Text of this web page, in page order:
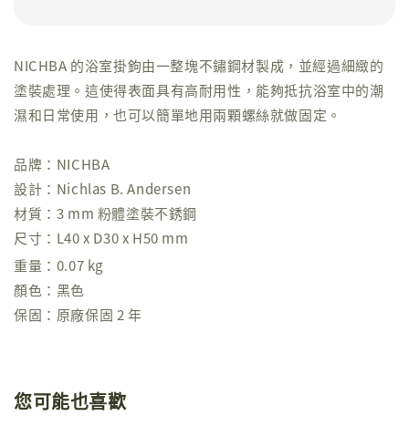
NICHBA 的浴室掛鉤由一整塊不鏽鋼材製成，並經過細緻的
塗裝處理。這使得表面具有高耐用性，能夠抵抗浴室中的潮
濕和日常使用，也可以簡單地用兩顆螺絲就做固定。
品牌：NICHBA
設計：Nichlas B. Andersen
材質：3 mm 粉體塗裝不銹鋼
尺寸：L40 x D30 x H50 mm
重量：0.07 kg
顏色：黑色
保固：原廠保固 2 年
您可能也喜歡